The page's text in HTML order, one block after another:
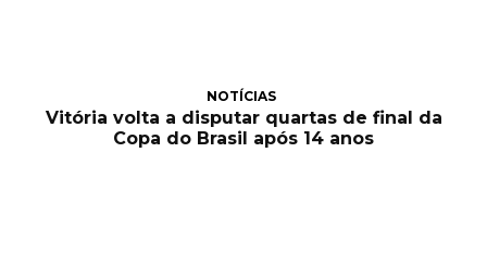
NOTÍCIAS
Vitória volta a disputar quartas de final da
Copa do Brasil após 14 anos